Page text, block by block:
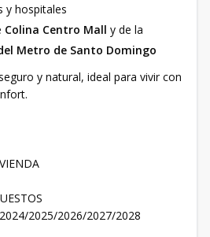
y hospitales
Colina Centro Mall y de la
Metro de Santo Domingo
y natural, ideal para vivir con
2024/2025/2026/2027/2028